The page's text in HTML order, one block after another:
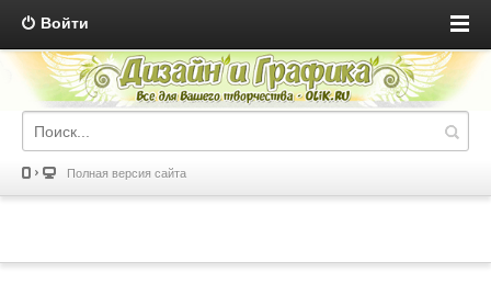
Войти
Полная версия сайта